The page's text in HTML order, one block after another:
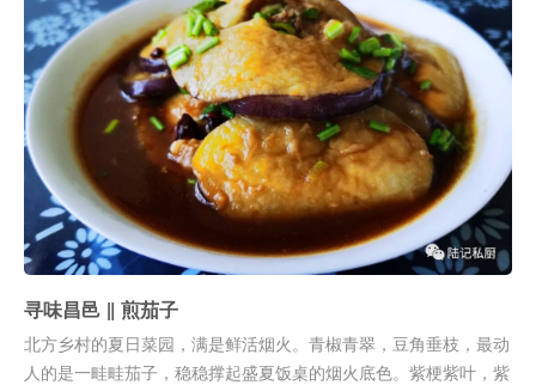
寻味昌邑 ‖ 煎茄子
北方乡村的夏日菜园，满是鲜活烟火。青椒青翠，豆角垂枝，最动
人的是一畦畦茄子，稳稳撑起盛夏饭桌的烟火底色。紫梗紫叶，紫